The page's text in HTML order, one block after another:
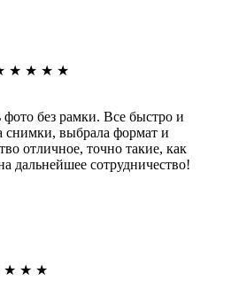
★ ★ ★ ★
фото без рамки. Все быстро и
снимки, выбрала формат и
отличное, точно такие, как
дальнейшее сотрудничество!
★ ★ ★